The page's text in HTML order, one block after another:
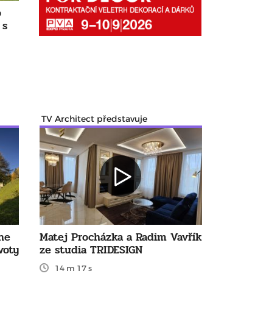
TV Architect představuje
Matej Procházka a Radim Vavřík
ze studia TRIDESIGN
14 m 17 s